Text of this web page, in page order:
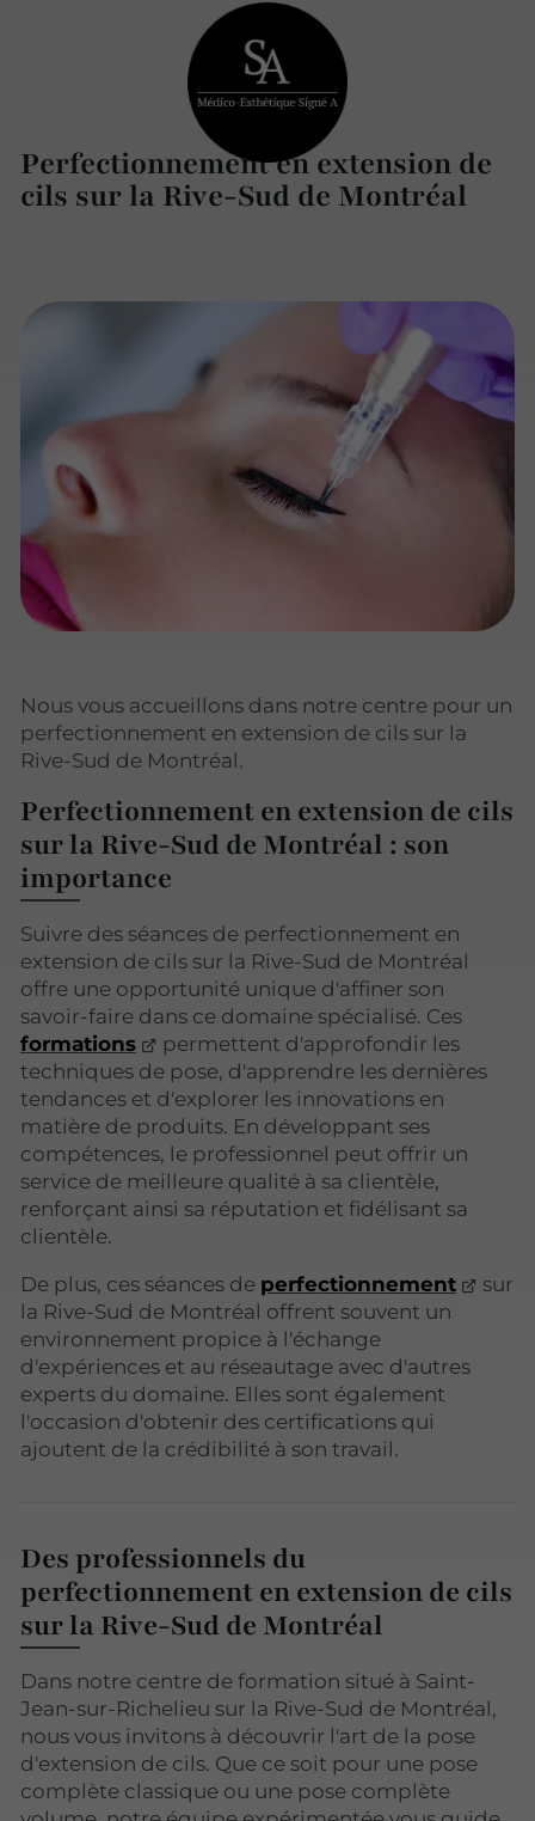
Perfectionnement en extension de
cils sur la Rive-Sud de Montréal
Nous vous accueillons dans notre centre pour un
perfectionnement en extension de cils sur la
Rive-Sud de Montréal.
Perfectionnement en extension de cils
sur la Rive-Sud de Montréal : son
importance
Suivre des séances de perfectionnement en
extension de cils sur la Rive-Sud de Montréal
offre une opportunité unique d'affiner son
savoir-faire dans ce domaine spécialisé. Ces
formations
permettent d'approfondir les
techniques de pose, d'apprendre les dernières
tendances et d'explorer les innovations en
matière de produits. En développant ses
compétences, le professionnel peut offrir un
service de meilleure qualité à sa clientèle,
renforçant ainsi sa réputation et fidélisant sa
clientèle.
De plus, ces séances de perfectionnement
sur
la Rive-Sud de Montréal offrent souvent un
environnement propice à l'échange
d'expériences et au réseautage avec d'autres
experts du domaine. Elles sont également
l'occasion d'obtenir des certifications qui
ajoutent de la crédibilité à son travail.
Des professionnels du
perfectionnement en extension de cils
sur la Rive-Sud de Montréal
Dans notre centre de formation situé à Saint-
Jean-sur-Richelieu sur la Rive-Sud de Montréal,
nous vous invitons à découvrir l'art de la pose
d'extension de cils. Que ce soit pour une pose
complète classique ou une pose complète